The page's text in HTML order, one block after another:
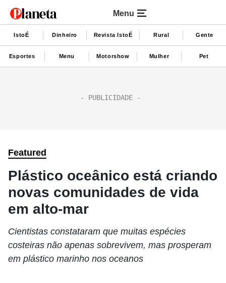
Menu
IstoÉ Dinheiro Revista IstoÉ Rural Gente
Esportes Menu Motorshow Mulher Pet
Featured
Plástico oceânico está criando
novas comunidades de vida
em alto-mar
Cientistas constataram que muitas espécies
costeiras não apenas sobrevivem, mas prosperam
em plástico marinho nos oceanos